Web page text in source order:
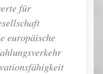
für
europäische